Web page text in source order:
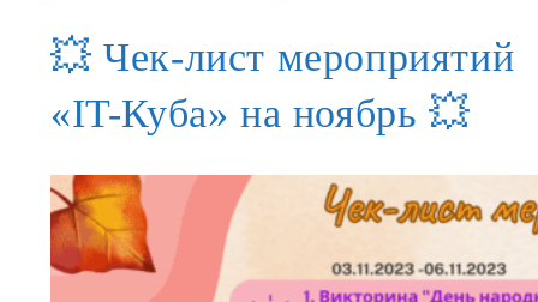
💥 Чек-лист мероприятий
«IT-Куба» на ноябрь 💥